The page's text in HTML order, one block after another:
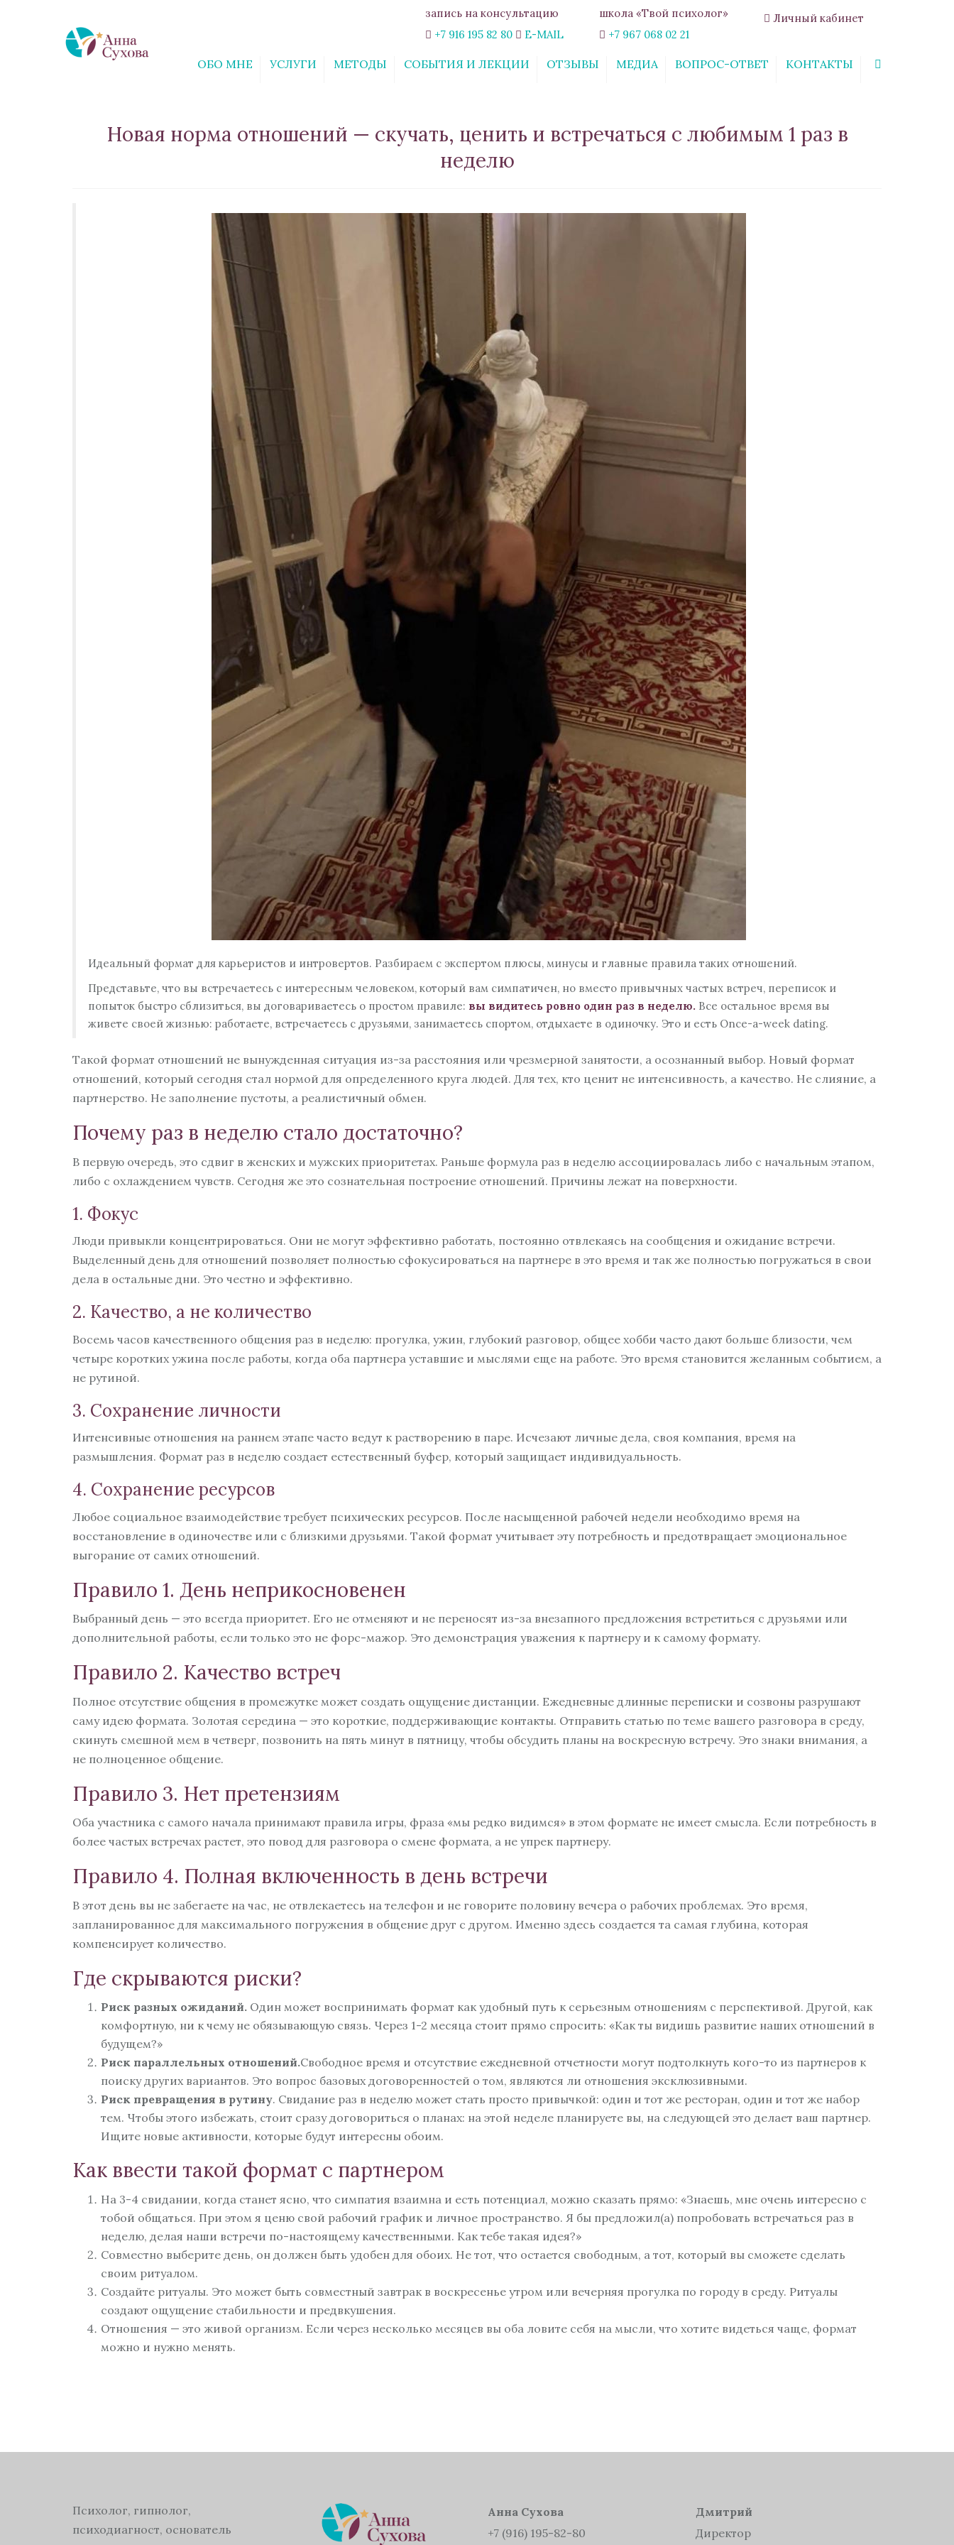
запись на консультацию
+7 916 195 82 80
E-MAIL
школа «Твой психолог»
+7 967 068 02 21
Личный кабинет
ОБО МНЕ УСЛУГИ МЕТОДЫ СОБЫТИЯ И ЛЕКЦИИ
ТРЕВОГИ»
ШАХ И МАТ. ПРАВИЛА
ВЕБИНАР
«ЭМОЦИОНАЛЬНОЕ
ВЫГОРАНИЕ: КАК ЖИТЬ
РАДОСТНО ЗДЕСЬ И
СЕЙЧАС»
ОБУЧАЮЩИЙ КУРС
«ПСИХОЛОГИЯ В
ЖИЗНИ»
ЖЕНСКИЙ КУРС
«ПСИХОЛОГИЯ
ЖЕНСКОГО СЧАСТЬЯ»
БИЗНЕС-КУРАТОР
ИНДИВИДУАЛЬНЫЕ
ОТЗЫВЫ МЕДИА ВОПРОС-ОТВЕТ КОНТАКТЫ
Новая норма отношений — скучать, ценить и встречаться с любимым 1 раз в
неделю
Идеальный формат для карьеристов и интровертов. Разбираем с экспертом плюсы, минусы и главные правила таких отношений.
Представьте, что вы встречаетесь с интересным человеком, который вам симпатичен, но вместо привычных частых встреч, переписок и
попыток быстро сблизиться, вы договариваетесь о простом правиле: вы видитесь ровно один раз в неделю. Все остальное время вы
живете своей жизнью: работаете, встречаетесь с друзьями, занимаетесь спортом, отдыхаете в одиночку. Это и есть Once-a-week dating.
Такой формат отношений не вынужденная ситуация из-за расстояния или чрезмерной занятости, а осознанный выбор. Новый формат
отношений, который сегодня стал нормой для определенного круга людей. Для тех, кто ценит не интенсивность, а качество. Не слияние, а
партнерство. Не заполнение пустоты, а реалистичный обмен.
Почему раз в неделю стало достаточно?
В первую очередь, это сдвиг в женских и мужских приоритетах. Раньше формула раз в неделю ассоциировалась либо с начальным этапом,
либо с охлаждением чувств. Сегодня же это сознательная построение отношений. Причины лежат на поверхности.
1. Фокус
Люди привыкли концентрироваться. Они не могут эффективно работать, постоянно отвлекаясь на сообщения и ожидание встречи.
Выделенный день для отношений позволяет полностью сфокусироваться на партнере в это время и так же полностью погружаться в свои
дела в остальные дни. Это честно и эффективно.
2. Качество, а не количество
Восемь часов качественного общения раз в неделю: прогулка, ужин, глубокий разговор, общее хобби часто дают больше близости, чем
четыре коротких ужина после работы, когда оба партнера уставшие и мыслями еще на работе. Это время становится желанным событием, а
не рутиной.
3. Сохранение личности
Интенсивные отношения на раннем этапе часто ведут к растворению в паре. Исчезают личные дела, своя компания, время на
размышления. Формат раз в неделю создает естественный буфер, который защищает индивидуальность.
4. Сохранение ресурсов
Любое социальное взаимодействие требует психических ресурсов. После насыщенной рабочей недели необходимо время на
восстановление в одиночестве или с близкими друзьями. Такой формат учитывает эту потребность и предотвращает эмоциональное
выгорание от самих отношений.
Правило 1. День неприкосновенен
Выбранный день — это всегда приоритет. Его не отменяют и не переносят из-за внезапного предложения встретиться с друзьями или
дополнительной работы, если только это не форс-мажор. Это демонстрация уважения к партнеру и к самому формату.
Правило 2. Качество встреч
Полное отсутствие общения в промежутке может создать ощущение дистанции. Ежедневные длинные переписки и созвоны разрушают
саму идею формата. Золотая середина — это короткие, поддерживающие контакты. Отправить статью по теме вашего разговора в среду,
скинуть смешной мем в четверг, позвонить на пять минут в пятницу, чтобы обсудить планы на воскресную встречу. Это знаки внимания, а
не полноценное общение.
Правило 3. Нет претензиям
Оба участника с самого начала принимают правила игры, фраза «мы редко видимся» в этом формате не имеет смысла. Если потребность в
более частых встречах растет, это повод для разговора о смене формата, а не упрек партнеру.
Правило 4. Полная включенность в день встречи
В этот день вы не забегаете на час, не отвлекаетесь на телефон и не говорите половину вечера о рабочих проблемах. Это время,
запланированное для максимального погружения в общение друг с другом. Именно здесь создается та самая глубина, которая
компенсирует количество.
Где скрываются риски?
Риск разных ожиданий. Один может воспринимать формат как удобный путь к серьезным отношениям с перспективой. Другой, как
комфортную, ни к чему не обязывающую связь. Через 1-2 месяца стоит прямо спросить: «Как ты видишь развитие наших отношений в
будущем?»
Риск параллельных отношений.Свободное время и отсутствие ежедневной отчетности могут подтолкнуть кого-то из партнеров к
поиску других вариантов. Это вопрос базовых договоренностей о том, являются ли отношения эксклюзивными.
Риск превращения в рутину. Свидание раз в неделю может стать просто привычкой: один и тот же ресторан, один и тот же набор
тем. Чтобы этого избежать, стоит сразу договориться о планах: на этой неделе планируете вы, на следующей это делает ваш партнер.
Ищите новые активности, которые будут интересны обоим.
Как ввести такой формат с партнером
На 3-4 свидании, когда станет ясно, что симпатия взаимна и есть потенциал, можно сказать прямо: «Знаешь, мне очень интересно с
тобой общаться. При этом я ценю свой рабочий график и личное пространство. Я бы предложил(а) попробовать встречаться раз в
неделю, делая наши встречи по-настоящему качественными. Как тебе такая идея?»
Совместно выберите день, он должен быть удобен для обоих. Не тот, что остается свободным, а тот, который вы сможете сделать
своим ритуалом.
Создайте ритуалы. Это может быть совместный завтрак в воскресенье утром или вечерняя прогулка по городу в среду. Ритуалы
создают ощущение стабильности и предвкушения.
Отношения — это живой организм. Если через несколько месяцев вы оба ловите себя на мысли, что хотите видеться чаще, формат
можно и нужно менять.
Психолог, гипнолог,
психодиагност, основатель
Анна Сухова
+7 (916) 195-82-80
Дмитрий
Директор